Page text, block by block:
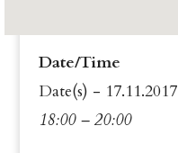
Date/Time
Date(s) - 17.11.2017
18:00 – 20:00